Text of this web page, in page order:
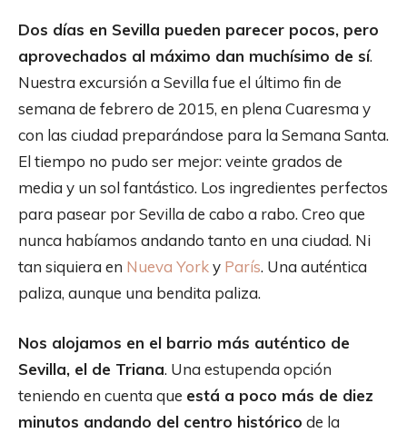
Dos días en Sevilla pueden parecer pocos, pero
aprovechados al máximo dan muchísimo de sí.
Nuestra excursión a Sevilla fue el último fin de
semana de febrero de 2015, en plena Cuaresma y
con las ciudad preparándose para la Semana Santa.
El tiempo no pudo ser mejor: veinte grados de
media y un sol fantástico. Los ingredientes perfectos
para pasear por Sevilla de cabo a rabo. Creo que
nunca habíamos andando tanto en una ciudad. Ni
tan siquiera en Nueva Yorky París. Una auténtica
paliza, aunque una bendita paliza.
Nos alojamos en el barrio más auténtico de
Sevilla, el de Triana. Una estupenda opción
teniendo en cuenta que está a poco más de diez
minutos andando del centro histórico de la